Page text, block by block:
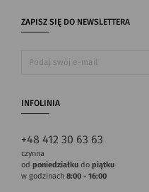
ZAPISZ SIĘ DO NEWSLETTERA
INFOLINIA
+48 412 30 63 63
czynna
od poniedziałku do piątku
w godzinach 8:00 - 16:00